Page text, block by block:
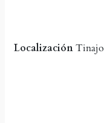
LocalizaciónTinajo